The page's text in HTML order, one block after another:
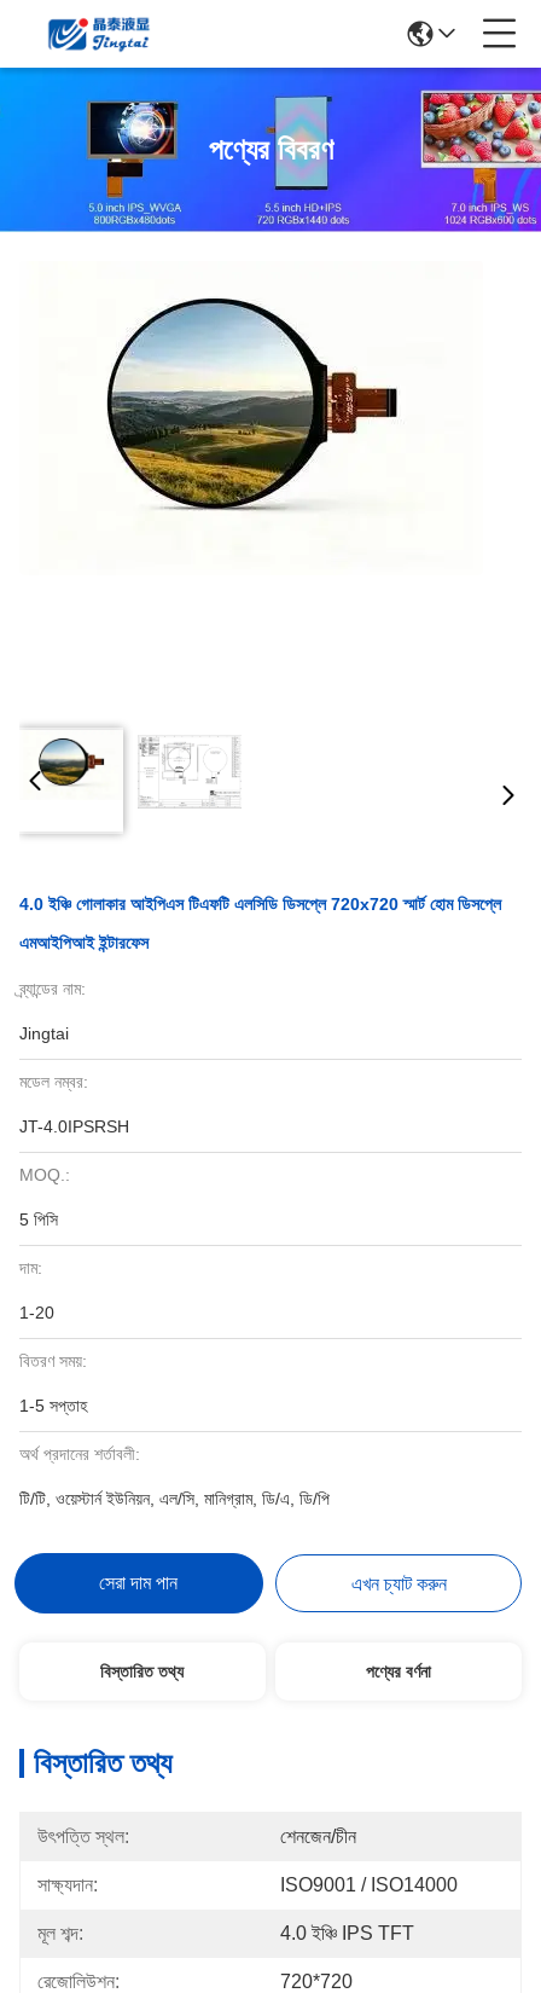
পণ্যের বিবরণ
4.0 ইঞ্চি গোলাকার আইপিএস টিএফটি এলসিডি ডিসপ্লে 720x720 স্মার্ট হোম ডিসপ্লে
এমআইপিআই ইন্টারফেস
ব্র্যান্ডের নাম:
Jingtai
মডেল নম্বর:
JT-4.0IPSRSH
MOQ.:
5 পিসি
দাম:
1-20
বিতরণ সময়:
1-5 সপ্তাহ
অর্থ প্রদানের শর্তাবলী:
টি/টি, ওয়েস্টার্ন ইউনিয়ন, এল/সি, মানিগ্রাম, ডি/এ, ডি/পি
সেরা দাম পান এখন চ্যাট করুন
বিস্তারিত তথ্য পণ্যের বর্ণনা
বিস্তারিত তথ্য
উৎপত্তি স্থল: শেনজেন/চীন
সাক্ষ্যদান: ISO9001 / ISO14000
মূল শব্দ: 4.0 ইঞ্চি IPS TFT
রেজোলিউশন: 720*720